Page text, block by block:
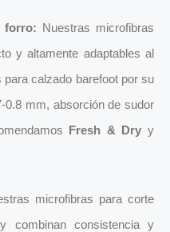
forro: Nuestras microfibras
y altamente adaptables al
calzado barefoot por su
0.8 mm, absorción de sudor
Fresh & Dry y
microfibras para corte
combinan consistencia y